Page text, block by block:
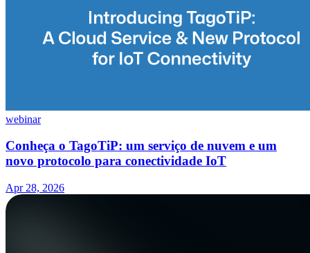
webinar
Conheça o TagoTiP: um serviço de nuvem e um
novo protocolo para conectividade IoT
Apr 28, 2026